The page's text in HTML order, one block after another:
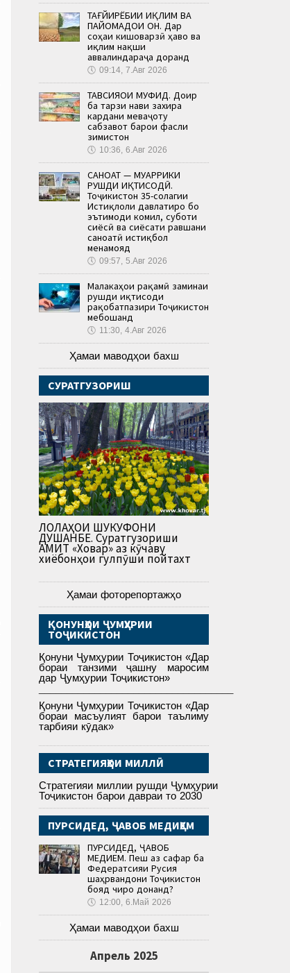
ТАҒЙИРЁБИИ ИҚЛИМ ВА
ПАЙОМАДҲОИ ОН. Дар
соҳаи кишоварзӣ ҳаво ва
иқлим нақши
аввалиндараҷа доранд
🕔 09:14, 7.Авг 2026
ТАВСИЯҲОИ МУФИД. Доир
ба тарзи нави захира
кардани меваҷоту
сабзавот барои фасли
зимистон
🕔 10:36, 6.Авг 2026
САНОАТ — МУҲАРРИКИ
РУШДИ ИҚТИСОДӢ.
Тоҷикистон 35-солагии
Истиқлоли давлатиро бо
эътимоди комил, суботи
сиёсӣ ва сиёсати равшани
саноатӣ истиқбол
менамояд
🕔 09:57, 5.Авг 2026
Малакаҳои рақамӣ заминаи
рушди иқтисоди
рақобатпазири Тоҷикистон
мебошанд
🕔 11:30, 4.Авг 2026
Ҳамаи маводҳои бахш
СУРАТГУЗОРИШ
ЛОЛАҲОИ ШУКУФОНИ
ДУШАНБЕ. Суратгузориши
АМИТ «Ховар» аз кӯчаву
хиёбонҳои гулпӯши пойтахт
Ҳамаи фоторепортажҳо
ҚОНУНҲОИ ҶУМҲУРИИ
ТОҶИКИСТОН
Қонуни Ҷумҳурии Тоҷикистон «Дар
бораи танзими ҷашну маросим
дар Ҷумҳурии Тоҷикистон»
Қонуни Ҷумҳурии Тоҷикистон «Дар
бораи масъулият барои таълиму
тарбияи кӯдак»
СТРАТЕГИЯҲОИ МИЛЛӢ
Стратегияи миллии рушди Ҷумҳурии
Тоҷикистон барои давраи то 2030
ПУРСИДЕД, ҶАВОБ МЕДИҲЕМ
ПУРСИДЕД, ҶАВОБ
МЕДИҲЕМ. Пеш аз сафар ба
Федератсияи Русия
шаҳрвандони Тоҷикистон
бояд чиро донанд?
🕔 12:00, 6.Май 2026
Ҳамаи маводҳои бахш
Апрель 2025